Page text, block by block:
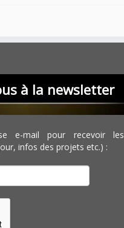
à la newsletter
e-mail pour recevoir les
infos des projets etc.) :